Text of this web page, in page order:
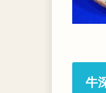
牛